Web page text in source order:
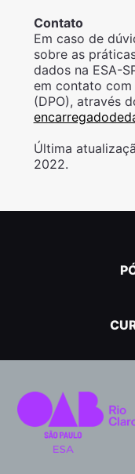
Contato
Em caso de
sobre as
dados na ESA-
em contato com
(DPO), através
Última
2022.